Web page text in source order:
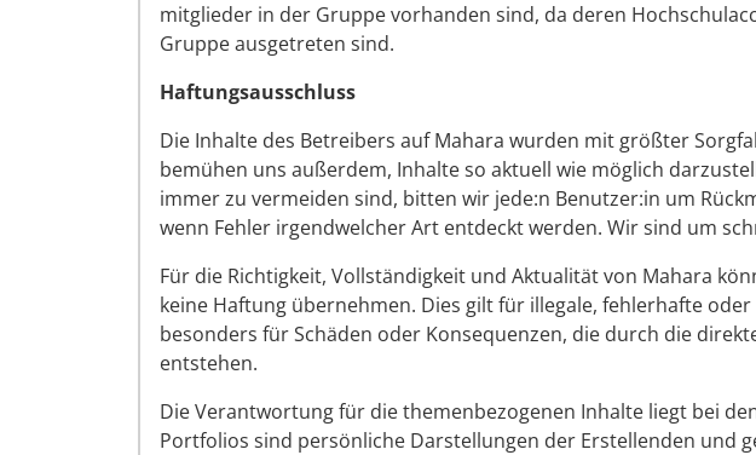
mitglieder in der Gruppe vorhanden sind, da deren
Gruppe ausgetreten sind.
Haftungsausschluss
Die Inhalte des Betreibers auf Mahara wurden mit größter
bemühen uns außerdem, Inhalte so aktuell wie möglich
immer zu vermeiden sind, bitten wir jede:n Benutzer:in um
wenn Fehler irgendwelcher Art entdeckt werden. Wir sind um
Für die Richtigkeit, Vollständigkeit und Aktualität von Mahara
keine Haftung übernehmen. Dies gilt für illegale, fehlerhafte
besonders für Schäden oder Konsequenzen, die durch die
entstehen.
Die Verantwortung für die themenbezogenen Inhalte liegt bei
Portfolios sind persönliche Darstellungen der Erstellenden und